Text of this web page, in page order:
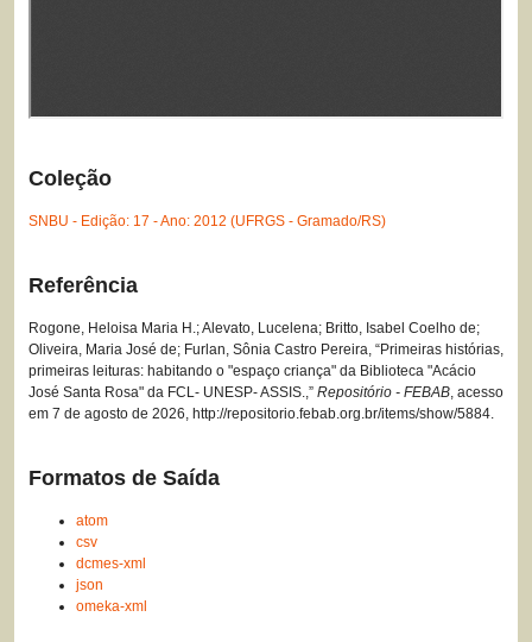
Coleção
SNBU - Edição: 17 - Ano: 2012 (UFRGS - Gramado/RS)
Referência
Rogone, Heloisa Maria H.; Alevato, Lucelena; Britto, Isabel Coelho de;
Oliveira, Maria José de; Furlan, Sônia Castro Pereira, “Primeiras histórias,
primeiras leituras: habitando o "espaço criança" da Biblioteca "Acácio
José Santa Rosa" da FCL- UNESP- ASSIS.,” Repositório - FEBAB, acesso
em 7 de agosto de 2026, http://repositorio.febab.org.br/items/show/5884.
Formatos de Saída
atom
csv
dcmes-xml
json
omeka-xml